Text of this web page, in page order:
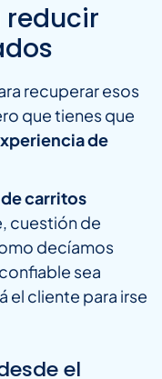
reducir
recuperar esos
que tienes que
de
carritos
cuestión de
decíamos
sea
el cliente para irse
el